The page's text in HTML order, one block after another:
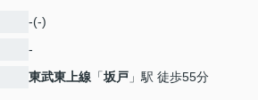
-(-)
-
東武東上線 「坂戸 」駅 徒歩55分